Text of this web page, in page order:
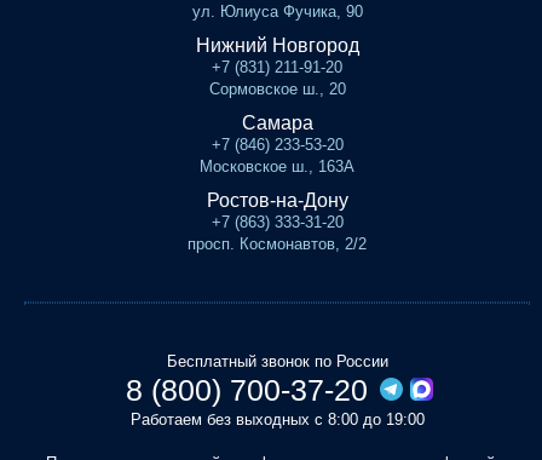
ул. Юлиуса Фучика, 90
Нижний Новгород
+7 (831) 211-91-20
Сормовское ш., 20
Самара
+7 (846) 233-53-20
Московское ш., 163А
Ростов-на-Дону
+7 (863) 333-31-20
просп. Космонавтов, 2/2
Бесплатный звонок по России
8 (800) 700-37-20
Работаем без выходных с 8:00 до 19:00